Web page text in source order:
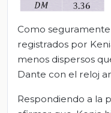
Como
registrados por
menos dispersos
Dante con el reloj
Respondiendo a la